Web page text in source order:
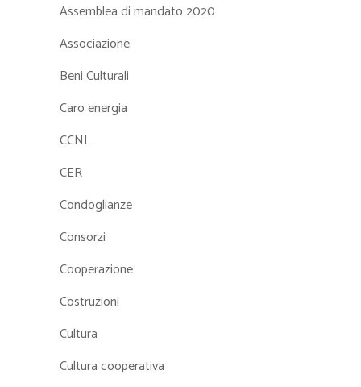
Assemblea di mandato 2020
Associazione
Beni Culturali
Caro energia
CCNL
CER
Condoglianze
Consorzi
Cooperazione
Costruzioni
Cultura
Cultura cooperativa